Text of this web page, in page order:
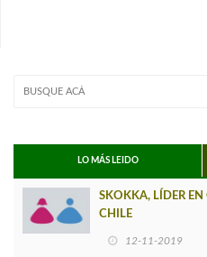
LO MÁS LEIDO
SKOKKA, LÍDER EN
CHILE
12-11-2019